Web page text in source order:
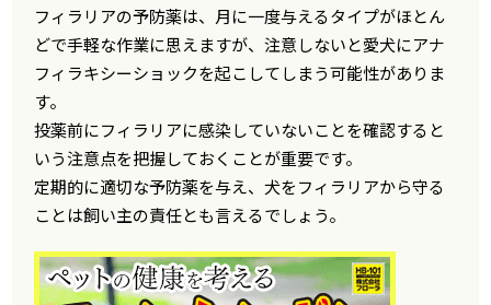
フィラリアの予防薬は、月に一度与えるタイプがほとん
どで手軽な作業に思えますが、注意しないと愛犬にアナ
フィラキシーショックを起こしてしまう可能性がありま
す。
投薬前にフィラリアに感染していないことを確認すると
いう注意点を把握しておくことが重要です。
定期的に適切な予防薬を与え、犬をフィラリアから守る
ことは飼い主の責任とも言えるでしょう。